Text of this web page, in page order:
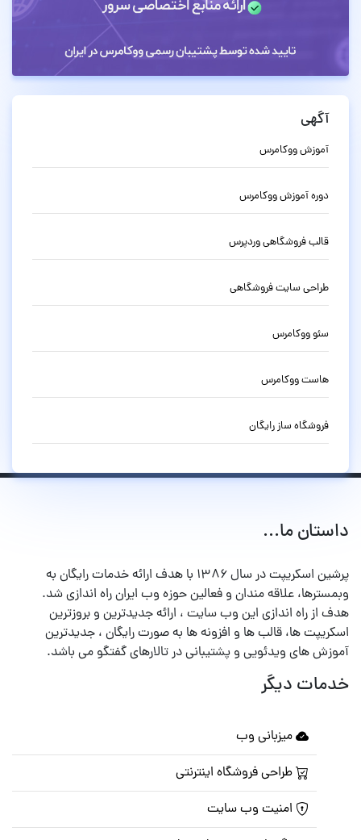
آگهی
آموزش ووکامرس
دوره آموزش ووکامرس
قالب فروشگاهی وردپرس
طراحی سایت فروشگاهی
سئو ووکامرس
هاست ووکامرس
فروشگاه ساز رایگان
داستان ما...
پرشین اسکریپت در سال ۱۳۸۶ با هدف ارائه خدمات رایگان به
وبمسترها، علاقه مندان و فعالین حوزه وب ایران راه اندازی شد.
هدف از راه اندازی این وب سایت ، ارائه جدیدترین و بروزترین
اسکریپت ها، قالب ها و افزونه ها به صورت رایگان ، جدیدترین
آموزش های ویدئویی و پشتیبانی در تالارهای گفتگو می باشد.
خدمات دیگر
میزبانی وب
طراحی فروشگاه اینترنتی
امنیت وب سایت